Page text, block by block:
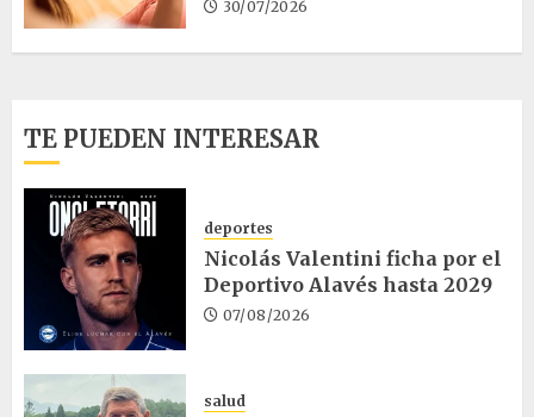
30/07/2026
TE PUEDEN INTERESAR
deportes
Nicolás Valentini ficha por el
Deportivo Alavés hasta 2029
07/08/2026
salud